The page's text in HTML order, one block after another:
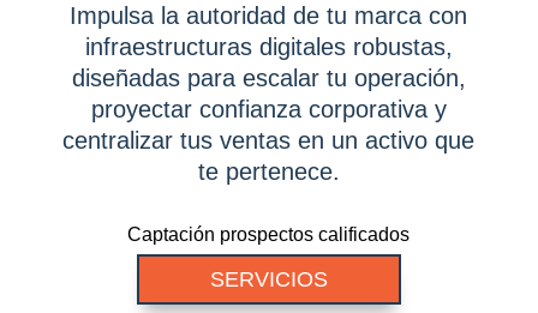
Impulsa la autoridad de tu marca con
infraestructuras digitales robustas,
diseñadas para escalar tu operación,
proyectar confianza corporativa y
centralizar tus ventas en un activo que
te pertenece.
Captación prospectos calificados
SERVICIOS